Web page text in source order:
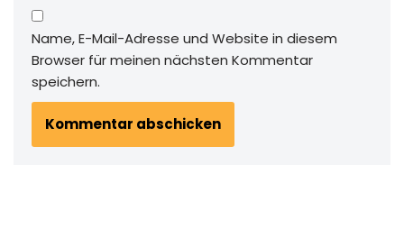
Name, E-Mail-Adresse und Website in diesem
Browser für meinen nächsten Kommentar
speichern.